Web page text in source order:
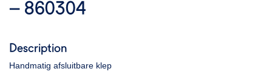
– 860304
Description
Handmatig afsluitbare klep